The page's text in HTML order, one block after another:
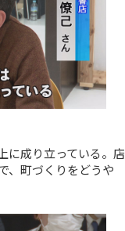
に成り立っている。店
、町づくりをどうや